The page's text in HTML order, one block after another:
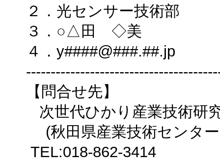
２．光センサー技術部
３．○△田 ◇美
４．y####@###.##.jp
【問合せ先】
次世代ひかり産業技術研
(秋田県産業技術センタ
TEL:018-862-3414